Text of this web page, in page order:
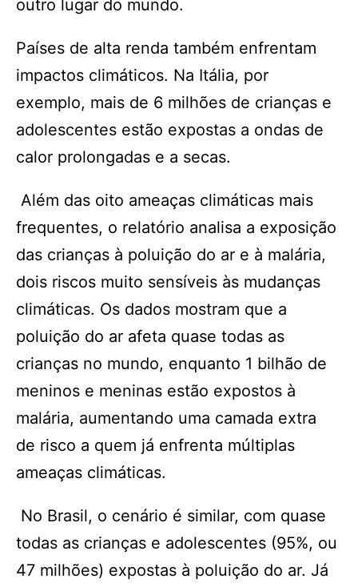
outro lugar do mundo.
Países de alta renda também enfrentam
impactos climáticos. Na Itália, por
exemplo, mais de 6 milhões de crianças e
adolescentes estão expostas a ondas de
calor prolongadas e a secas.
Além das oito ameaças climáticas mais
frequentes, o relatório analisa a exposição
das crianças à poluição do ar e à malária,
dois riscos muito sensíveis às mudanças
climáticas. Os dados mostram que a
poluição do ar afeta quase todas as
crianças no mundo, enquanto 1 bilhão de
meninos e meninas estão expostos à
malária, aumentando uma camada extra
de risco a quem já enfrenta múltiplas
ameaças climáticas.
No Brasil, o cenário é similar, com quase
todas as crianças e adolescentes (95%, ou
47 milhões) expostas à poluição do ar. Já